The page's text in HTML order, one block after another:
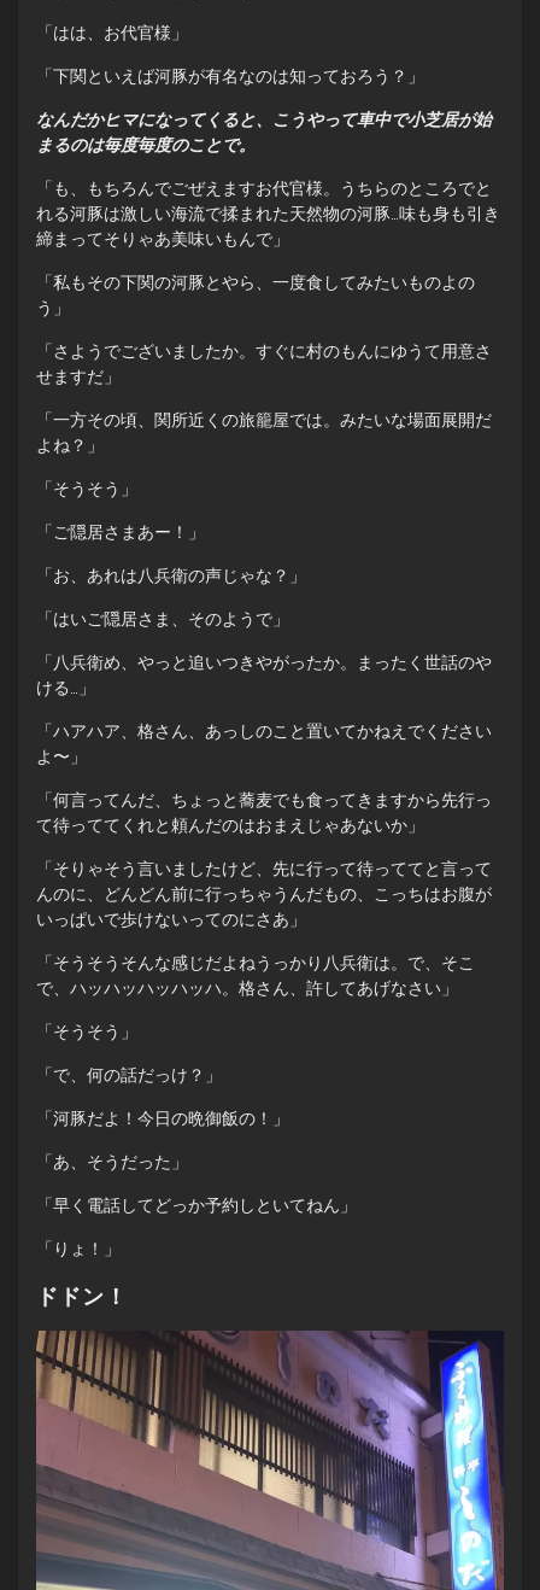
「はは、お代官様」
「下関といえば河豚が有名なのは知っておろう？」
なんだかヒマになってくると、こうやって車中で小芝居が始
まるのは毎度毎度のことで。
「も、もちろんでごぜえますお代官様。うちらのところでと
れる河豚は激しい海流で揉まれた天然物の河豚…味も身も引き
締まってそりゃあ美味いもんで」
「私もその下関の河豚とやら、一度食してみたいものよの
う」
「さようでございましたか。すぐに村のもんにゆうて用意さ
せますだ」
「一方その頃、関所近くの旅籠屋では。みたいな場面展開だ
よね？」
「そうそう」
「ご隠居さまあー！」
「お、あれは八兵衛の声じゃな？」
「はいご隠居さま、そのようで」
「八兵衛め、やっと追いつきやがったか。まったく世話のや
ける…」
「ハアハア、格さん、あっしのこと置いてかねえでください
よ〜」
「何言ってんだ、ちょっと蕎麦でも食ってきますから先行っ
て待っててくれと頼んだのはおまえじゃあないか」
「そりゃそう言いましたけど、先に行って待っててと言って
んのに、どんどん前に行っちゃうんだもの、こっちはお腹が
いっぱいで歩けないってのにさあ」
「そうそうそんな感じだよねうっかり八兵衛は。で、そこ
で、ハッハッハッハッハ。格さん、許してあげなさい」
「そうそう」
「で、何の話だっけ？」
「河豚だよ！今日の晩御飯の！」
「あ、そうだった」
「早く電話してどっか予約しといてねん」
「りょ！」
ドドン！